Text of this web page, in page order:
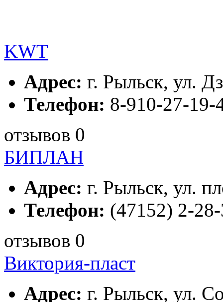
KWT
Адрес: г. Рыльск, ул.
Телефон: 8-910-27-19-
отзывов 0
БИПЛАН
Адрес: г. Рыльск, ул.
Телефон: (47152) 2-
отзывов 0
Виктория-пласт
Адрес: г. Рыльск, ул.